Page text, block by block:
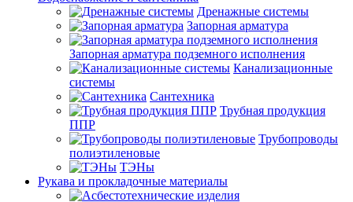
Дренажные системы
Запорная арматура
Запорная арматура подземного исполнения
Канализационные
системы
Сантехника
Трубная продукция
ППР
Трубопроводы
полиэтиленовые
ТЭНы
Рукава и прокладочные материалы